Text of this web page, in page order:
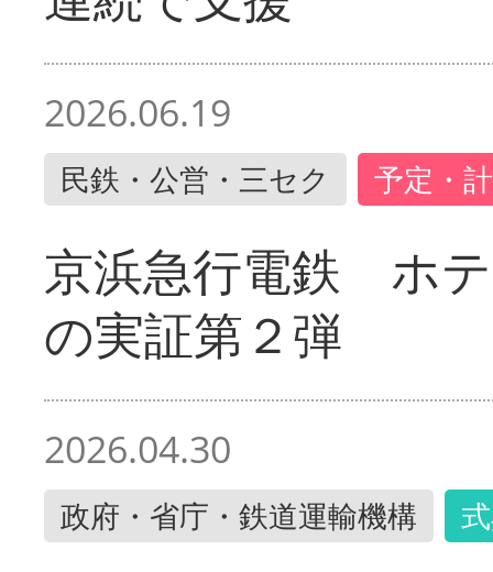
2026.06.19
民鉄・公営・三セク 予定・
京浜急行電鉄 ホ
の実証第２弾
2026.04.30
政府・省庁・鉄道運輸機構